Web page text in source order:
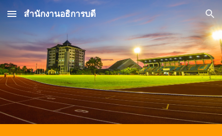
Skip to main content Skip to navigation
สำนักงานอธิการบดี